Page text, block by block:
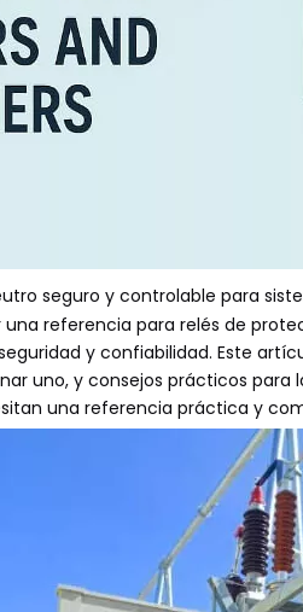
seguro y controlable para
referencia para relés de
y confiabilidad. Este
uno, y consejos prácticos
una referencia práctica y